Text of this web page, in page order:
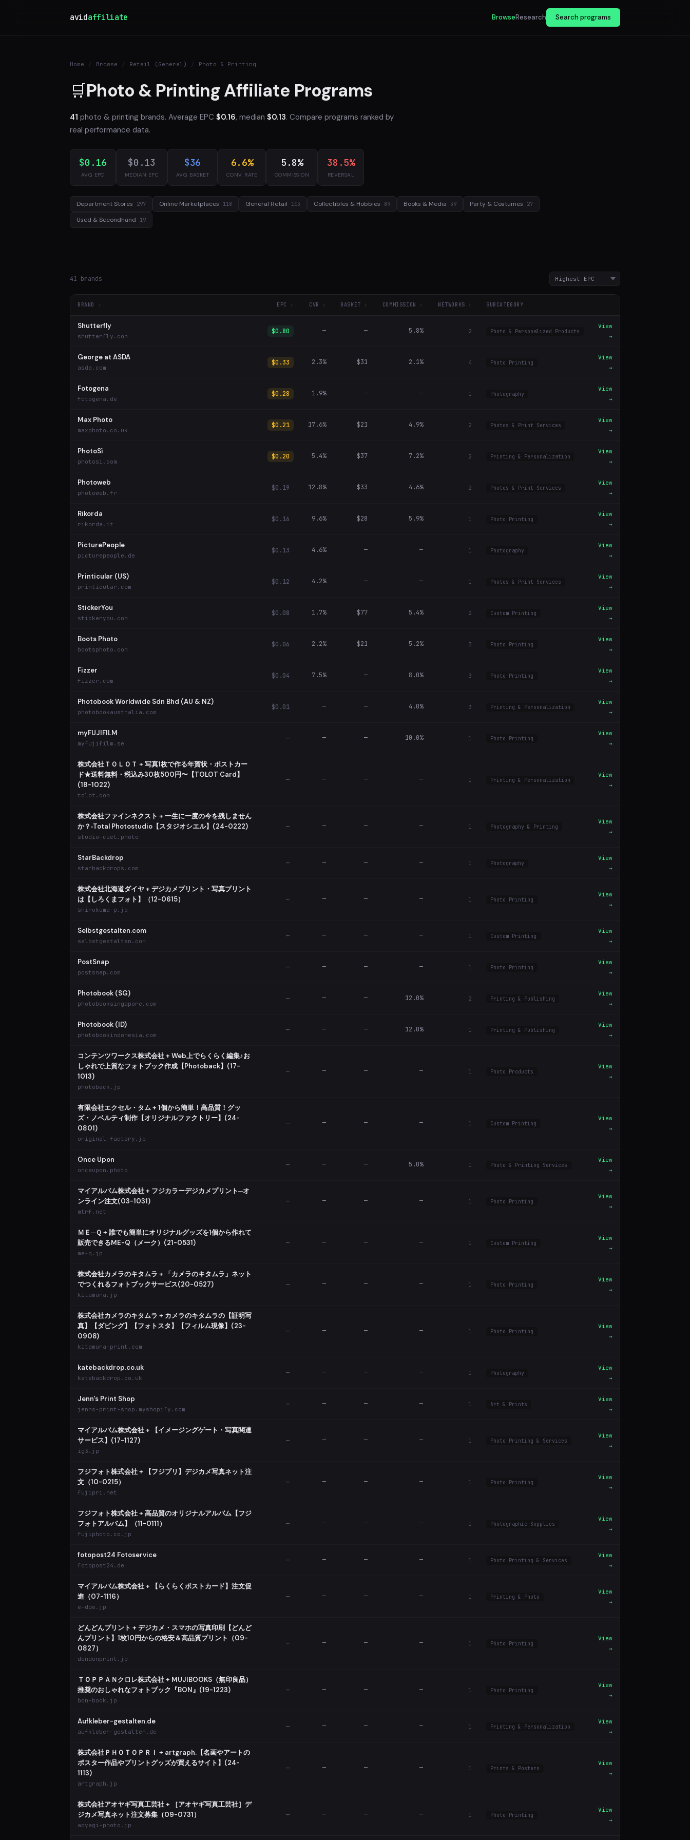
avidaffiliate BrowseResearch Search programs
Home / Browse / Retail (General) / Photo & Printing
🛒Photo & Printing Affiliate Programs
41 photo & printing brands. Average EPC $0.16, median $0.13. Compare programs ranked by
real performance data.
$0.16
AVG EPC
$0.13
MEDIAN EPC
$36
AVG BASKET
6.6%
CONV. RATE
5.8%
COMMISSION
38.5%
REVERSAL
Department Stores 297 Online Marketplaces 118 General Retail 103 Collectibles & Hobbies 89 Books & Media 39 Party & Costumes 27
Used & Secondhand 19
41 brands
BRAND EPC CVR BASKET COMMISSION NETWORKS SUBCATEGORY
Shutterfly
shutterfly.com
$0.80 — — 5.8% 2 Photo & Personalized Products
View
→
George at ASDA
asda.com
$0.33 2.3% $31 2.1% 4 Photo Printing
View
→
Fotogena
fotogena.de
$0.28 1.9% — — 1 Photography
View
→
Max Photo
maxphoto.co.uk
$0.21 17.6% $21 4.9% 2 Photos & Print Services
View
→
PhotoSì
photosi.com
$0.20 5.4% $37 7.2% 2 Printing & Personalization
View
→
Photoweb
photoweb.fr
$0.19 12.8% $33 4.6% 2 Photos & Print Services
View
→
Rikorda
rikorda.it
$0.16 9.6% $28 5.9% 1 Photo Printing
View
→
PicturePeople
picturepeople.de
$0.13 4.6% — — 1 Photography
View
→
Printicular (US)
printicular.com
$0.12 4.2% — — 1 Photos & Print Services
View
→
StickerYou
stickeryou.com
$0.08 1.7% $77 5.4% 2 Custom Printing
View
→
Boots Photo
bootsphoto.com
$0.06 2.2% $21 5.2% 3 Photo Printing
View
→
Fizzer
fizzer.com
$0.04 7.5% — 8.0% 3 Photo Printing
View
→
Photobook Worldwide Sdn Bhd (AU & NZ)
photobookaustralia.com
$0.01 — — 4.0% 3 Printing & Personalization
View
→
myFUJIFILM
myfujifilm.se
— — — 10.0% 1 Photo Printing
View
→
株式会社ＴＯＬＯＴ + 写真1枚で作る年賀状・ポストカー
ド★送料無料・税込み30枚500円〜【TOLOT Card】
(18-1022)
tolot.com
— — — — 1 Printing & Personalization
View
→
株式会社ファインネクスト + 一生に一度の今を残しません
か？‐Total Photostudio【スタジオシエル】(24-0222)
studio-ciel.photo
— — — — 1 Photography & Printing
View
→
StarBackdrop
starbackdrops.com
— — — — 1 Photography
View
→
株式会社北海道ダイヤ + デジカメプリント・写真プリント
は【しろくまフォト】（12-0615）
shirokuma-p.jp
— — — — 1 Photo Printing
View
→
Selbstgestalten.com
selbstgestalten.com
— — — — 1 Custom Printing
View
→
PostSnap
postsnap.com
— — — — 1 Photo Printing
View
→
Photobook (SG)
photobooksingapore.com
— — — 12.0% 2 Printing & Publishing
View
→
Photobook (ID)
photobookindonesia.com
— — — 12.0% 1 Printing & Publishing
View
→
コンテンツワークス株式会社 + Web上でらくらく編集♪お
しゃれで上質なフォトブック作成【Photoback】(17-
1013)
photoback.jp
— — — — 1 Photo Products
View
→
有限会社エクセル・タム + 1個から簡単！高品質！グッ
ズ・ノベルティ制作【オリジナルファクトリー】(24-
0801)
original-factory.jp
— — — — 1 Custom Printing
View
→
Once Upon
onceupon.photo
— — — 5.0% 1 Photo & Printing Services
View
→
マイアルバム株式会社 + フジカラーデジカメプリント─オ
ンライン注文(03-1031)
mtrf.net
— — — — 1 Photo Printing
View
→
ＭＥ─Ｑ + 誰でも簡単にオリジナルグッズを1個から作れて
販売できるME-Q（メーク）(21-0531)
me-q.jp
— — — — 1 Custom Printing
View
→
株式会社カメラのキタムラ + 「カメラのキタムラ」ネット
でつくれるフォトブックサービス(20-0527)
kitamura.jp
— — — — 1 Photo Printing
View
→
株式会社カメラのキタムラ + カメラのキタムラの【証明写
真】【ダビング】【フォトスタ】【フィルム現像】(23-
0908)
kitamura-print.com
— — — — 1 Photo Printing
View
→
katebackdrop.co.uk
katebackdrop.co.uk
— — — — 1 Photography
View
→
Jenn's Print Shop
jenns-print-shop.myshopify.com
— — — — 1 Art & Prints
View
→
マイアルバム株式会社 + 【イメージングゲート・写真関連
サービス】(17-1127)
ig3.jp
— — — — 1 Photo Printing & Services
View
→
フジフォト株式会社 + 【フジプリ】デジカメ写真ネット注
文（10-0215）
fujipri.net
— — — — 1 Photo Printing
View
→
フジフォト株式会社 + 高品質のオリジナルアルバム【フジ
フォトアルバム】（11-0111）
fujiphoto.co.jp
— — — — 1 Photographic Supplies
View
→
fotopost24 Fotoservice
fotopost24.de
— — — — 1 Photo Printing & Services
View
→
マイアルバム株式会社 + 【らくらくポストカード】注文促
進（07-1116）
e-dpe.jp
— — — — 1 Printing & Photo
View
→
どんどんプリント + デジカメ・スマホの写真印刷【どんど
んプリント】1枚10円からの格安＆高品質プリント（09-
0827）
dondonprint.jp
— — — — 1 Photo Printing
View
→
ＴＯＰＰＡＮクロレ株式会社 + MUJIBOOKS（無印良品）
推奨のおしゃれなフォトブック『BON』(19-1223)
bon-book.jp
— — — — 1 Photo Printing
View
→
Aufkleber-gestalten.de
aufkleber-gestalten.de
— — — — 1 Printing & Personalization
View
→
株式会社ＰＨＯＴＯＰＲＩ + artgraph.【名画やアートの
ポスター作品やプリントグッズが買えるサイト】(24-
1113)
artgraph.jp
— — — — 1 Prints & Posters
View
→
株式会社アオヤギ写真工芸社 + ［アオヤギ写真工芸社］デ
ジカメ写真ネット注文募集（09-0731）
aoyagi-photo.jp
— — — — 1 Photo Printing
View
→